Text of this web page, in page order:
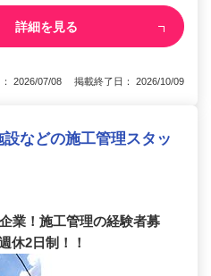
詳細を見る
： 2026/07/08 掲載終了日： 2026/10/09
などの施工管理スタッ
業！施工管理の経験者募
休2日制！！